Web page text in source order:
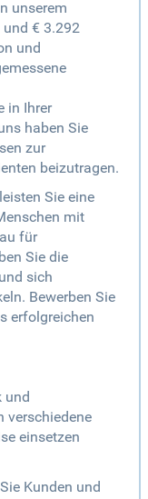
unserem
und € 3.292
und
in Ihrer
haben Sie
zur
beizutragen.
Sie eine
mit
für
Sie die
sich
Bewerben Sie
erfolgreichen
und
verschiedene
einsetzen
Kunden und